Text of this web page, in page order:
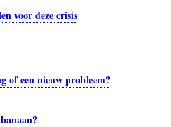
voor deze crisis
of een nieuw probleem?